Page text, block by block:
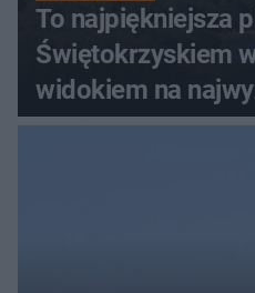
To najpiękniejsza
Świętokrzyskiem
widokiem na
Świętokrzyskich